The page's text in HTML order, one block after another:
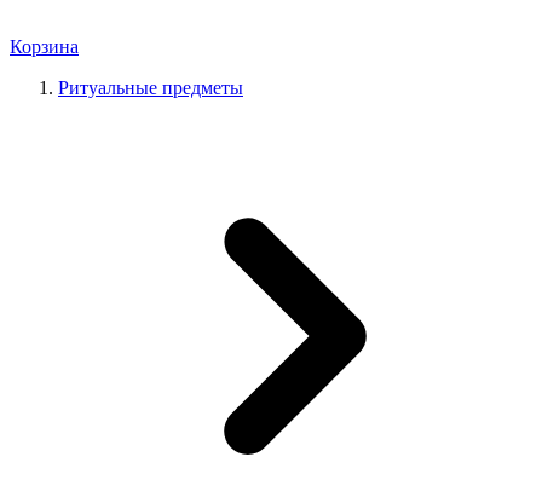
Корзина
Ритуальные предметы